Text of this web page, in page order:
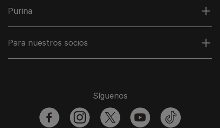
Purina
Para nuestros socios
Síguenos
facebookinstagramtwitter youtubetiktok